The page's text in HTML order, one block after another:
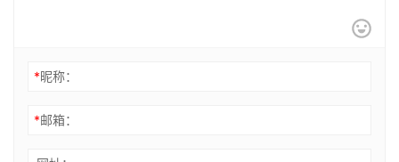
*昵称：
*邮箱：